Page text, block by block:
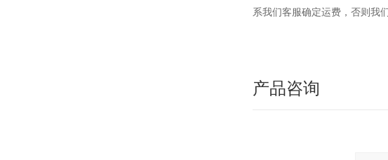
系我们客服确定运费，否则我
产品咨询